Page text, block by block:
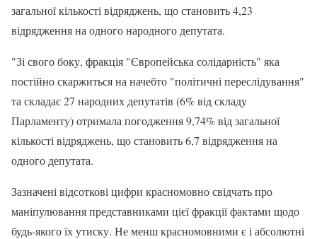
загальної кількості відряджень, що становить 4,23
відрядження на одного народного депутата.
"Зі свого боку, фракція "Європейська солідарність" яка
постійно скаржиться на начебто "політичні переслідування"
та складає 27 народних депутатів (6% від складу
Парламенту) отримала погодження 9,74% від загальної
кількості відряджень, що становить 6,7 відрядження на
одного депутата.
Зазначені відсоткові цифри красномовно свідчать про
маніпулювання представниками цієї фракції фактами щодо
будь-якого їх утиску. Не менш красномовними є і абсолютні